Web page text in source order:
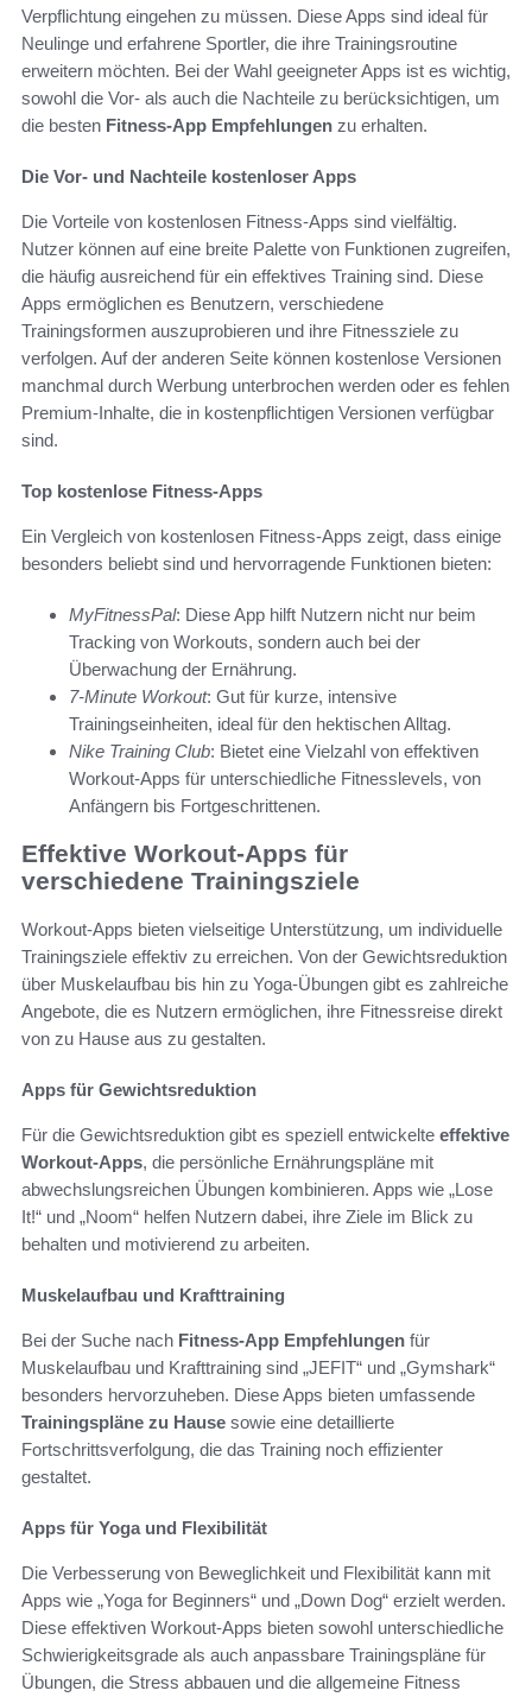
Verpflichtung eingehen zu müssen. Diese Apps sind ideal für
Neulinge und erfahrene Sportler, die ihre Trainingsroutine
erweitern möchten. Bei der Wahl geeigneter Apps ist es wichtig,
sowohl die Vor- als auch die Nachteile zu berücksichtigen, um
die besten Fitness-App Empfehlungen zu erhalten.
Die Vor- und Nachteile kostenloser Apps
Die Vorteile von kostenlosen Fitness-Apps sind vielfältig.
Nutzer können auf eine breite Palette von Funktionen zugreifen,
die häufig ausreichend für ein effektives Training sind. Diese
Apps ermöglichen es Benutzern, verschiedene
Trainingsformen auszuprobieren und ihre Fitnessziele zu
verfolgen. Auf der anderen Seite können kostenlose Versionen
manchmal durch Werbung unterbrochen werden oder es fehlen
Premium-Inhalte, die in kostenpflichtigen Versionen verfügbar
sind.
Top kostenlose Fitness-Apps
Ein Vergleich von kostenlosen Fitness-Apps zeigt, dass einige
besonders beliebt sind und hervorragende Funktionen bieten:
MyFitnessPal: Diese App hilft Nutzern nicht nur beim
Tracking von Workouts, sondern auch bei der
Überwachung der Ernährung.
7-Minute Workout: Gut für kurze, intensive
Trainingseinheiten, ideal für den hektischen Alltag.
Nike Training Club: Bietet eine Vielzahl von effektiven
Workout-Apps für unterschiedliche Fitnesslevels, von
Anfängern bis Fortgeschrittenen.
Effektive Workout-Apps für
verschiedene Trainingsziele
Workout-Apps bieten vielseitige Unterstützung, um individuelle
Trainingsziele effektiv zu erreichen. Von der Gewichtsreduktion
über Muskelaufbau bis hin zu Yoga-Übungen gibt es zahlreiche
Angebote, die es Nutzern ermöglichen, ihre Fitnessreise direkt
von zu Hause aus zu gestalten.
Apps für Gewichtsreduktion
Für die Gewichtsreduktion gibt es speziell entwickelte effektive
Workout-Apps, die persönliche Ernährungspläne mit
abwechslungsreichen Übungen kombinieren. Apps wie „Lose
It!“ und „Noom“ helfen Nutzern dabei, ihre Ziele im Blick zu
behalten und motivierend zu arbeiten.
Muskelaufbau und Krafttraining
Bei der Suche nach Fitness-App Empfehlungen für
Muskelaufbau und Krafttraining sind „JEFIT“ und „Gymshark“
besonders hervorzuheben. Diese Apps bieten umfassende
Trainingspläne zu Hause sowie eine detaillierte
Fortschrittsverfolgung, die das Training noch effizienter
gestaltet.
Apps für Yoga und Flexibilität
Die Verbesserung von Beweglichkeit und Flexibilität kann mit
Apps wie „Yoga for Beginners“ und „Down Dog“ erzielt werden.
Diese effektiven Workout-Apps bieten sowohl unterschiedliche
Schwierigkeitsgrade als auch anpassbare Trainingspläne für
Übungen, die Stress abbauen und die allgemeine Fitness